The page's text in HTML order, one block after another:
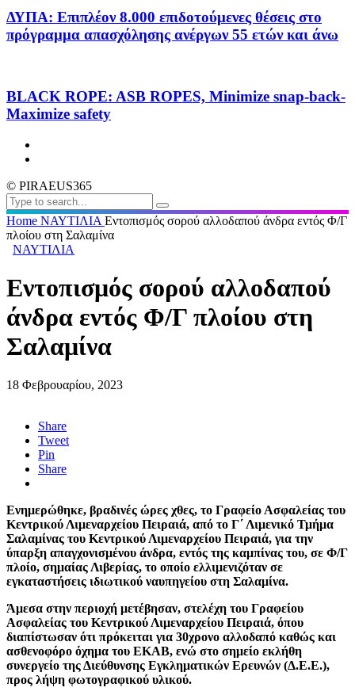
ΔΥΠΑ: Επιπλέον 8.000 επιδοτούμενες θέσεις στο
πρόγραμμα απασχόλησης ανέργων 55 ετών και άνω
BLACK ROPE: ASB ROPES, Minimize snap-back-
Maximize safety
© PIRAEUS365
Home ΝΑΥΤΙΛΙΑ Εντοπισμός σορού αλλοδαπού άνδρα εντός Φ/Γ
πλοίου στη Σαλαμίνα
ΝΑΥΤΙΛΙΑ
Εντοπισμός σορού αλλοδαπού
άνδρα εντός Φ/Γ πλοίου στη
Σαλαμίνα
18 Φεβρουαρίου, 2023
Share
Tweet
Pin
Share
Ενημερώθηκε, βραδινές ώρες χθες, το Γραφείο Ασφαλείας του
Κεντρικού Λιμεναρχείου Πειραιά, από το Γ΄ Λιμενικό Τμήμα
Σαλαμίνας του Κεντρικού Λιμεναρχείου Πειραιά, για την
ύπαρξη απαγχονισμένου άνδρα, εντός της καμπίνας του, σε Φ/Γ
πλοίο, σημαίας Λιβερίας, το οποίο ελλιμενιζόταν σε
εγκαταστήσεις ιδιωτικού ναυπηγείου στη Σαλαμίνα.
Άμεσα στην περιοχή μετέβησαν, στελέχη του Γραφείου
Ασφαλείας του Κεντρικού Λιμεναρχείου Πειραιά, όπου
διαπίστωσαν ότι πρόκειται για 30χρονο αλλοδαπό καθώς και
ασθενοφόρο όχημα του ΕΚΑΒ, ενώ στο σημείο εκλήθη
συνεργείο της Διεύθυνσης Εγκληματικών Ερευνών (Δ.Ε.Ε.),
προς λήψη φωτογραφικού υλικού.